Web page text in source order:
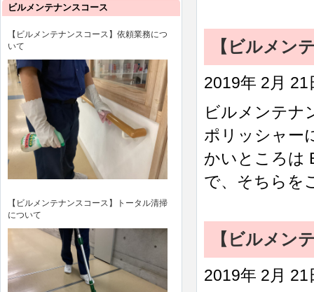
【ビルメン
2019年 2月 21
ビルメンテナ
ポリッシャー
かいところは
で、そちらを
【ビルメン
2019年 2月 21
ビルメンテナンスコース
【ビルメンテナンスコース】依頼業務につ
いて
【ビルメンテナンスコース】トータル清掃
について